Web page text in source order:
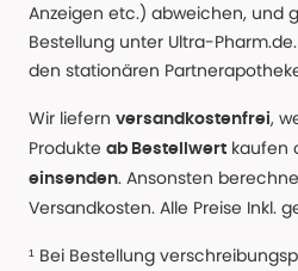
Anzeigen etc.) abweichen, und
Bestellung unter Ultra-
den stationären
Wir liefern versandkostenfrei,
Produkte ab Bestellwert kaufen
einsenden. Ansonsten
Versandkosten. Alle Preise Inkl.
¹ Bei Bestellung